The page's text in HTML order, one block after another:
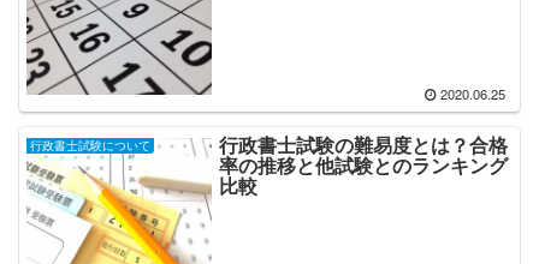
2020.06.25
行政書士試験について 行政書士試験の難易度とは？合格
率の推移と他試験とのランキング
比較